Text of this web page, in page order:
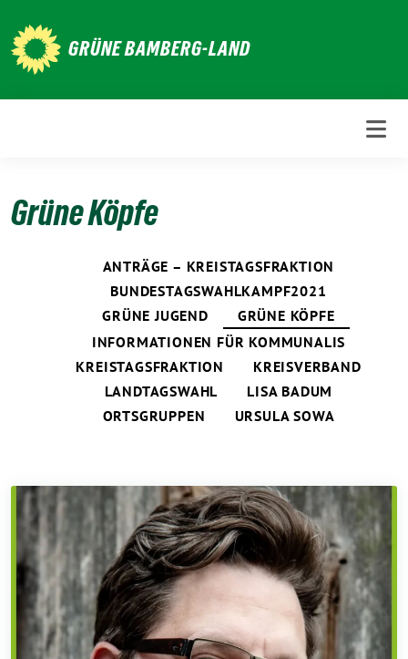
zum
Inhalt
GRÜNE BAMBERG-LAND
Grüne Köpfe
ANTRÄGE – KREISTAGSFRAKTION
BUNDESTAGSWAHLKAMPF2021
GRÜNE JUGEND
GRÜNE KÖPFE
INFORMATIONEN FÜR KOMMUNALIS
KREISTAGSFRAKTION
KREISVERBAND
LANDTAGSWAHL
LISA BADUM
ORTSGRUPPEN
URSULA SOWA